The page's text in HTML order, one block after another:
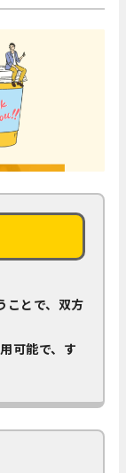
ことで、双方
可能で、す